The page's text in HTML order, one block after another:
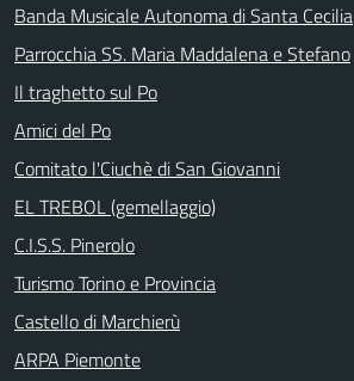
Banda Musicale Autonoma di Santa Cecilia
Parrocchia SS. Maria Maddalena e Stefano
Il traghetto sul Po
Amici del Po
Comitato l'Ciuchè di San Giovanni
EL TREBOL (gemellaggio)
C.I.S.S. Pinerolo
Turismo Torino e Provincia
Castello di Marchierù
ARPA Piemonte